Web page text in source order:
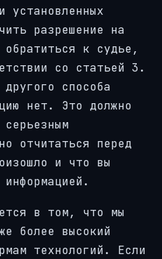
установленных
разрешение на
к судье,
со статьей 3.
способа
нет. Это должно
отчитаться перед
и что вы
в том, что мы
более высокий
технологий. Если